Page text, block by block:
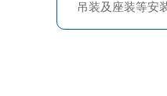
吊装及座装等安